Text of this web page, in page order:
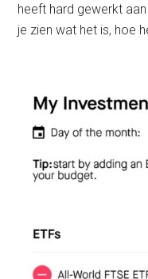
heeft hard gewerkt aan
je zien wat het is, hoe